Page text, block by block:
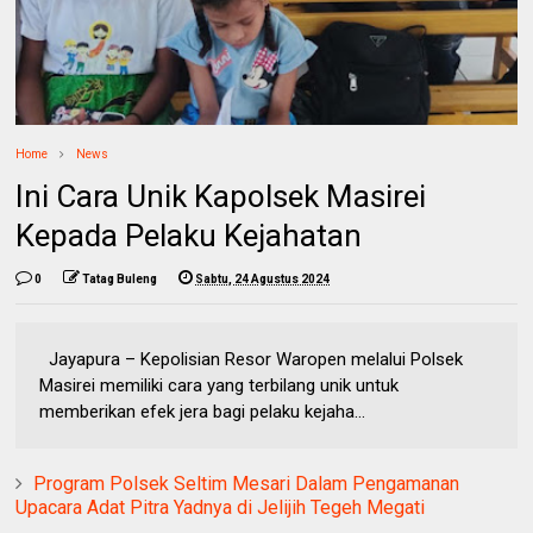
Home News
Ini Cara Unik Kapolsek Masirei
Kepada Pelaku Kejahatan
0 Tatag Buleng Sabtu, 24 Agustus 2024
Jayapura – Kepolisian Resor Waropen melalui Polsek
Masirei memiliki cara yang terbilang unik untuk
memberikan efek jera bagi pelaku kejaha...
Program Polsek Seltim Mesari Dalam Pengamanan
Upacara Adat Pitra Yadnya di Jelijih Tegeh Megati